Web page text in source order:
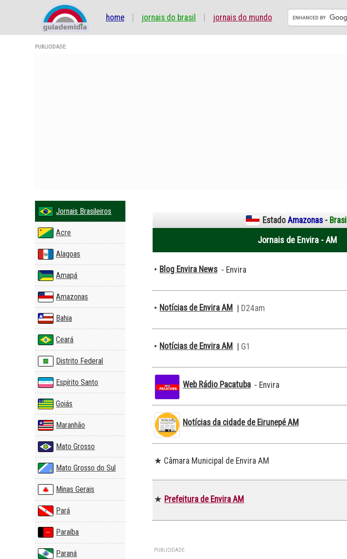
home jornais do brasil jornais do mundo
PUBLICIDADE:
Jornais Brasileiros
Acre
Alagoas
Amapá
Amazonas
Bahia
Ceará
Distrito Federal
Espírito Santo
Goiás
Maranhão
Mato Grosso
Mato Grosso do Sul
Minas Gerais
Pará
Paraíba
Paraná
EstadoAmazonas- Brasil
Jornais de Envira - AM
• Blog Envira News - Envira
• Notícias de Envira AM | D24am
• Notícias de Envira AM | G1
Web Rádio Pacatuba - Envira
Notícias da cidade de Eirunepé AM
★ Câmara Municipal de Envira AM
★ Prefeitura de Envira AM
PUBLICIDADE: